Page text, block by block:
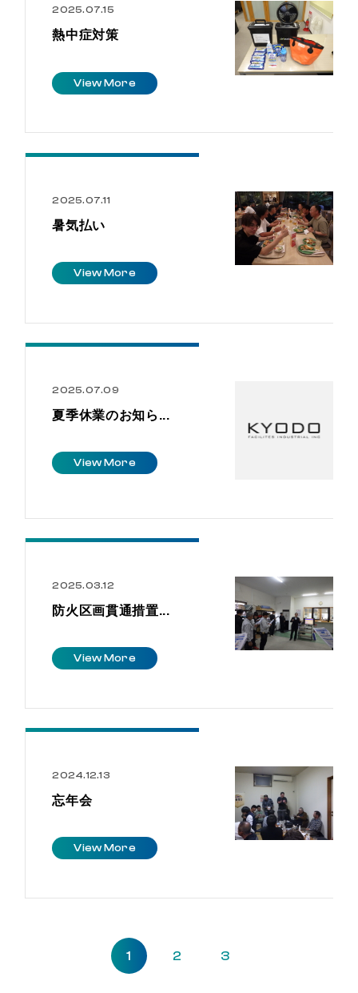
2025.07.15
熱中症対策
ViewMore
2025.07.11
暑気払い
ViewMore
2025.07.09
夏季休業のお知ら...
ViewMore
2025.03.12
防火区画貫通措置...
ViewMore
2024.12.13
忘年会
ViewMore
1 2 3